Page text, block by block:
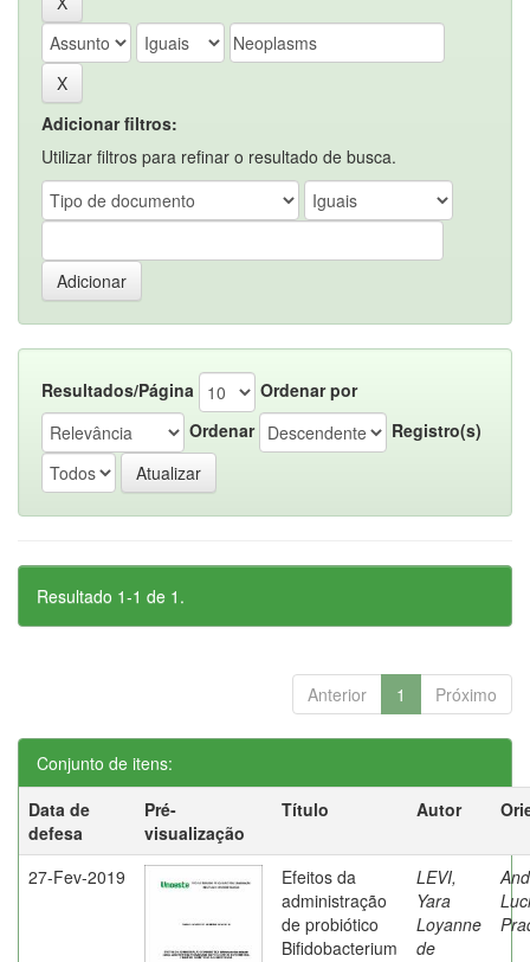
Adicionar filtros:
Utilizar filtros para refinar o resultado de busca.
Resultados/Página
Ordenar por
Ordenar
Registro(s)
Resultado 1-1 de 1.
Anterior 1 Próximo
Conjunto de itens:
Data de
defesa
Pré-
visualização
Título Autor
27-Fev-2019
Efeitos da
administração
de probiótico
Bifidobacterium
LEVI,
Yara
Loyanne
de